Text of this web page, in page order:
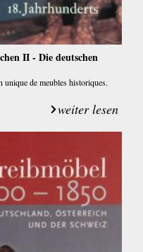
II - Die deutschen
unique de meubles historiques.
weiter lesen